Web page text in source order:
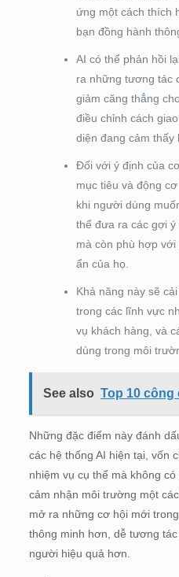
ứng một cách thích
bạn đồng hành
AI có thể phản hồi
ra những tương tác
giảm căng thẳng
điều chỉnh cách
diện đang cảm thấy
Đối với ý định của
mục tiêu và động
khi người dùng
thể đưa ra các gợi
mà còn phù hợp
ẩn của họ.
Khả năng này sẽ
trong các lĩnh vực
vụ khách hàng, và
dùng trong môi
See also Top 10 công
Những đặc điểm này đánh
các hệ thống AI hiện tại, vốn
nhiệm vụ cụ thể mà không
cảm nhận môi trường một
mở ra những cơ hội mới
thông minh hơn, dễ tương
người hiệu quả hơn.